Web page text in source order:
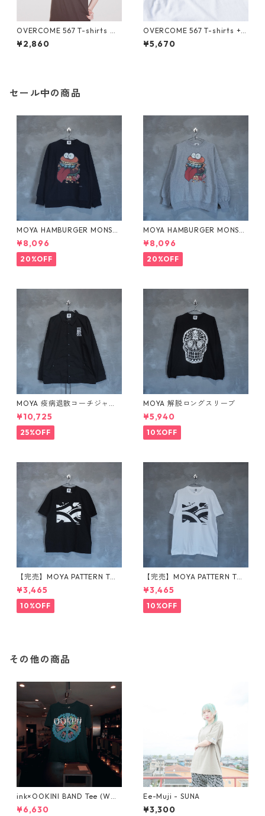
OVERCOME 567 T-shirts ブ
ラック
¥2,860
OVERCOME 567 T-shirts + P
hotograph by NO-VOL
¥5,670
セール中の商品
MOYA HAMBURGER MONSTE
R スウェット ネイビー
¥8,096
20%OFF
MOYA HAMBURGER MONSTE
R スウェット グレー
¥8,096
20%OFF
MOYA 疫病退散コーチジャケ
ット
¥10,725
25%OFF
MOYA 解脱ロングスリーブ
¥5,940
10%OFF
【完売】MOYA PATTERN Tシ
ャツ 黒
¥3,465
10%OFF
【完売】MOYA PATTERN Tシ
ャツ 白
¥3,465
10%OFF
その他の商品
ink×OOKINI BAND Tee (WO
ODSTOCK ウッドストック)
¥6,630
Ee-Muji - SUNA
¥3,300